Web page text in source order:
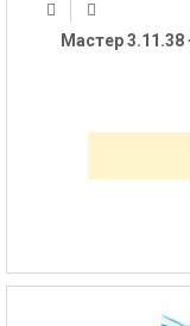
Мастер 3.11.38